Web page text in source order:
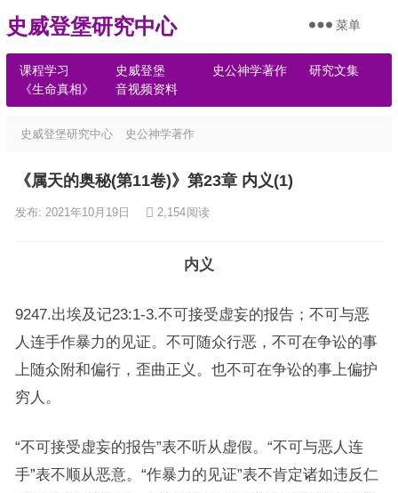
史威登堡研究中心
课程学习 史威登堡 史公神学著作
研究文集
《生命真相》
音视频资料
菜单
史威登堡研究中心 史公神学著作
《属天的奥秘(第11卷)》第23章 内义(1)
发布: 2021年10月19日 2,154阅读
内义
9247.出埃及记23:1-3.不可接受虚妄的报告；不可与恶
人连手作暴力的见证。不可随众行恶，不可在争讼的事
上随众附和偏行，歪曲正义。也不可在争讼的事上偏护
穷人。
“不可接受虚妄的报告”表不听从虚假。“不可与恶人连
手”表不顺从恶意。“作暴力的见证”表不肯定诸如违反仁